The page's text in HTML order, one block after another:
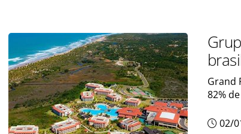
Grand
82%
02/